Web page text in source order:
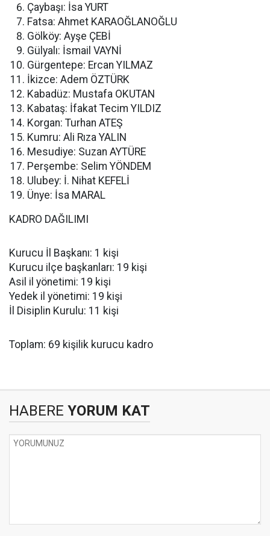
Çaybaşı: İsa YURT
Fatsa: Ahmet KARAOĞLANOĞLU
Gölköy: Ayşe ÇEBİ
Gülyalı: İsmail VAYNİ
Gürgentepe: Ercan YILMAZ
İkizce: Adem ÖZTÜRK
Kabadüz: Mustafa OKUTAN
Kabataş: İfakat Tecim YILDIZ
Korgan: Turhan ATEŞ
Kumru: Ali Rıza YALIN
Mesudiye: Suzan AYTÜRE
Perşembe: Selim YÖNDEM
Ulubey: İ. Nihat KEFELİ
Ünye: İsa MARAL
KADRO DAĞILIMI
Kurucu İl Başkanı: 1 kişi
Kurucu ilçe başkanları: 19 kişi
Asil il yönetimi: 19 kişi
Yedek il yönetimi: 19 kişi
İl Disiplin Kurulu: 11 kişi
Toplam: 69 kişilik kurucu kadro
HABERE YORUM KAT